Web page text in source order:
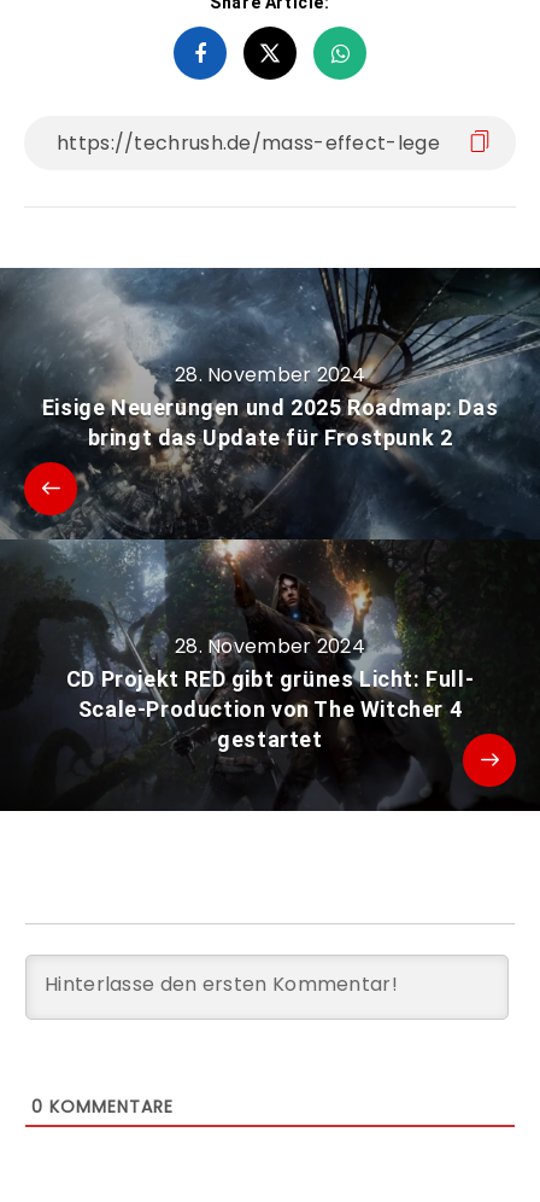
28. November 2024
Eisige Neuerungen und 2025 Roadmap: Das
bringt das Update für Frostpunk 2
28. November 2024
CD Projekt RED gibt grünes Licht: Full-
Scale-Production von The Witcher 4
gestartet
0 KOMMENTARE